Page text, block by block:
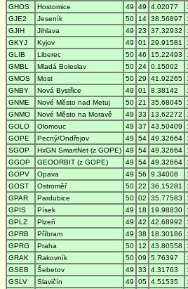
GHOS
Hostomice 49 49 4.02077
GJE2
Jeseník 50 14 38.56897
GJIH
Jihlava 49 23 37.32932
GKYJ
Kyjov 49 01 29.91581
GLIB
Liberec 50 46 15.22493
GMBL
Mladá Boleslav 50 24 0.15002
GMOS
Most 50 29 41.92265
GNBY
Nová Bystřice 49 01 8.38142
GNME
Nové Město nad Metuj 50 21 35.68045
GNMO
Nové Město na Moravě 49 33 13.62272
GOLO
Olomouc 49 37 43.50409
GOPE
Pecný/Ondřejov 49 54 49.32664
SGOP
HxGN SmartNet (z GOPE) 49 54 49.32664
GGOP
GEOORBIT (z GOPE) 49 54 49.32664
GOPV
Opava 49 56 9.34008
GOST
Ostroměř 50 22 36.15281
GPAR
Pardubice 50 02 35.77583
GPIS
Písek 49 18 19.98830
GPLZ
Plzeň 49 42 42.68992
GPRB
Příbram 49 38 18.30186
GPRG
Praha 50 12 43.80558
GRAK
Rakovník 50 09 5.76397
GSEB
Šebetov 49 33 4.31763
GSLV
Slavičín 49 05 4.51535